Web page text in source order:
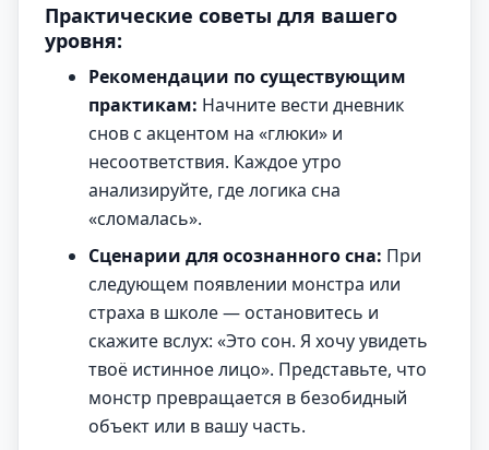
Практические советы для вашего
уровня:
Рекомендации по существующим
практикам: Начните вести дневник
снов с акцентом на «глюки» и
несоответствия. Каждое утро
анализируйте, где логика сна
«сломалась».
Сценарии для осознанного сна: При
следующем появлении монстра или
страха в школе — остановитесь и
скажите вслух: «Это сон. Я хочу увидеть
твоё истинное лицо». Представьте, что
монстр превращается в безобидный
объект или в вашу часть.